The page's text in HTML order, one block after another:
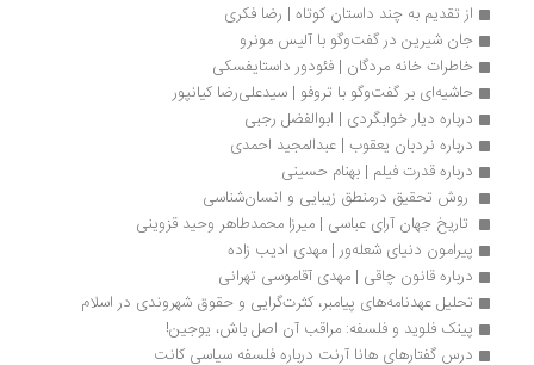
از تقدیم به چند داستان کوتاه | رضا فکری
جان شیرین در گفت‌وگو با آلیس مونرو
خاطرات خانه مردگان | فئودور داستایفسکی
حاشیه‌ای بر گفت‌وگو با تروفو | سیدعلی‌رضا کیانپور
درباره دیار خوابگردی | ابوالفضل رجبی
درباره نردبان یعقوب | عبدالمجید احمدی
درباره قدرت فیلم | بهنام حسینی
روش تحقیق درمنطق زیبایی و انسان‌شناسی
تاریخ جهان آرای عباسی | میرزا محمدطاهر وحید قزوینی
پیرامون دنیای شعله‌ور | مهدی ادیب زاده
درباره قانون چاقی | مهدی آقاموسی تهرانی
تحلیل عهدنامه‌های پیامبر، کثرت‌گرایی و حقوق شهروندی در اسلام
پینک فلوید و فلسفه: مراقب آن اصل باش، یوجین!
درس گفتارهای هانا آرنت درباره فلسفه سیاسی کانت